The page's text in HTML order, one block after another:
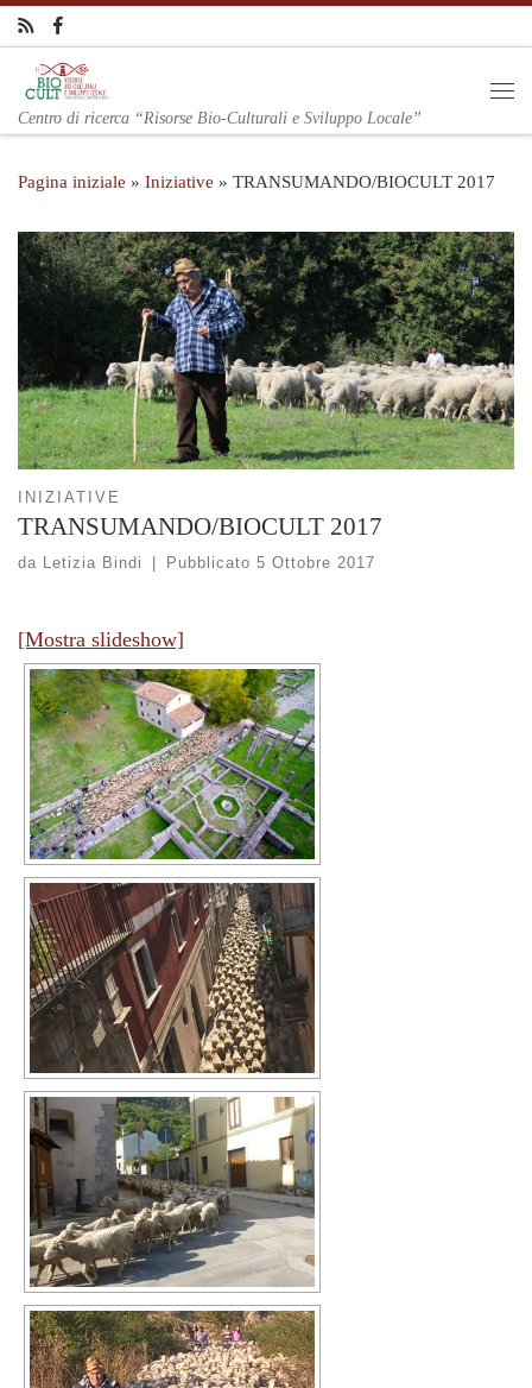
Centro di ricerca “Risorse Bio-Culturali e Sviluppo Locale”
Pagina iniziale » Iniziative » TRANSUMANDO/BIOCULT 2017
INIZIATIVE
TRANSUMANDO/BIOCULT 2017
da Letizia Bindi Pubblicato 5 Ottobre 2017
[Mostra slideshow]